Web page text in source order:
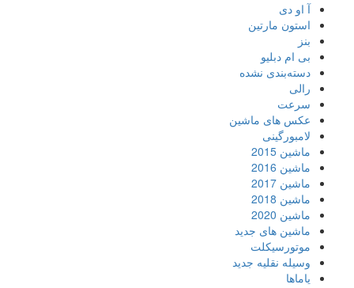
آ او دی
استون مارتین
بنز
بی ام دبلیو
دسته‌بندی نشده
رالی
سرعت
عکس های ماشین
لامبورگینی
ماشین 2015
ماشین 2016
ماشین 2017
ماشین 2018
ماشین 2020
ماشین های جدید
موتورسیکلت
وسیله نقلیه جدید
یاماها